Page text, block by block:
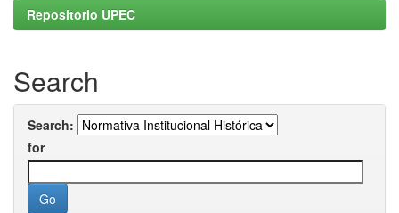
Repositorio UPEC
Search
Search:
for